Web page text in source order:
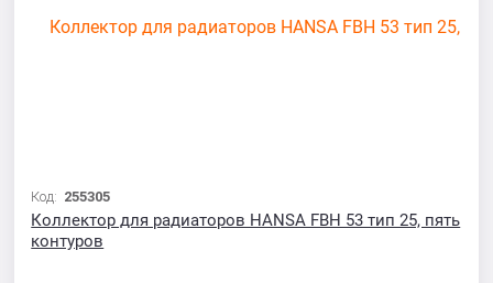
Код: 255305
Коллектор для радиаторов HANSA FBH 53 тип 25, пять
контуров